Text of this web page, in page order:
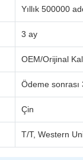
Yıllık 500000
3 ay
OEM/Orijinal
Ödeme sonrası
Çin
T/T, Western